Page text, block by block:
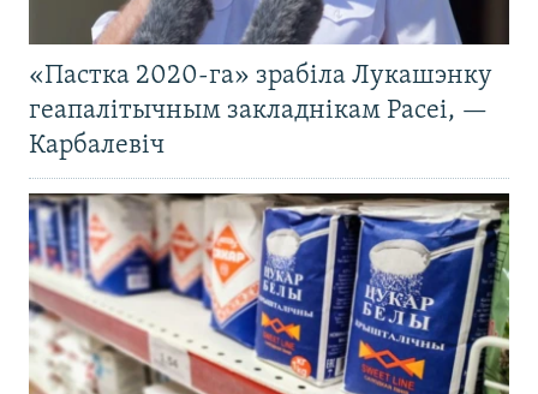
«Пастка 2020-га» зрабіла Лукашэнку
геапалітычным закладнікам Расеі, —
Карбалевіч